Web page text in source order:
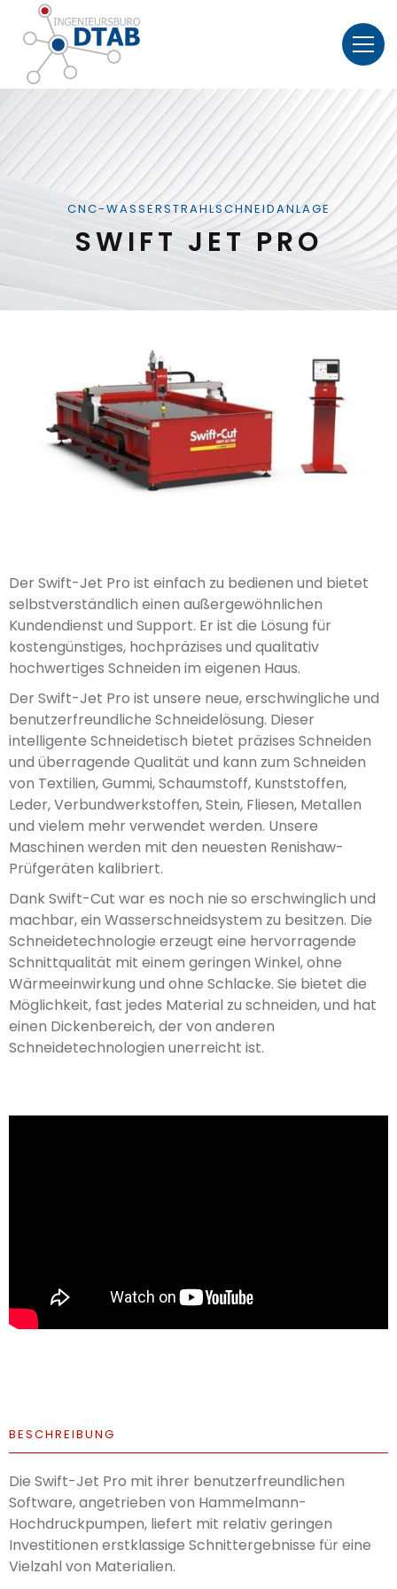
CNC-WASSERSTRAHLSCHNEIDANLAGE
SWIFT JET PRO
Der Swift-Jet Pro ist einfach zu bedienen und bietet
selbstverständlich einen außergewöhnlichen
Kundendienst und Support. Er ist die Lösung für
kostengünstiges, hochpräzises und qualitativ
hochwertiges Schneiden im eigenen Haus.
Der Swift-Jet Pro ist unsere neue, erschwingliche und
benutzerfreundliche Schneidelösung. Dieser
intelligente Schneidetisch bietet präzises Schneiden
und überragende Qualität und kann zum Schneiden
von Textilien, Gummi, Schaumstoff, Kunststoffen,
Leder, Verbundwerkstoffen, Stein, Fliesen, Metallen
und vielem mehr verwendet werden. Unsere
Maschinen werden mit den neuesten Renishaw-
Prüfgeräten kalibriert.
Dank Swift-Cut war es noch nie so erschwinglich und
machbar, ein Wasserschneidsystem zu besitzen. Die
Schneidetechnologie erzeugt eine hervorragende
Schnittqualität mit einem geringen Winkel, ohne
Wärmeeinwirkung und ohne Schlacke. Sie bietet die
Möglichkeit, fast jedes Material zu schneiden, und hat
einen Dickenbereich, der von anderen
Schneidetechnologien unerreicht ist.
BESCHREIBUNG
Die Swift-Jet Pro mit ihrer benutzerfreundlichen
Software, angetrieben von Hammelmann-
Hochdruckpumpen, liefert mit relativ geringen
Investitionen erstklassige Schnittergebnisse für eine
Vielzahl von Materialien.